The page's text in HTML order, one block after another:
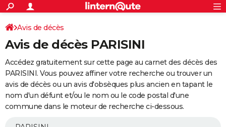
ACTUALITÉS
Politique
Société
Faits Divers
Education
Monde
Villes
+
SPORT
Coupe du monde 2026
Football
Tennis
Cyclisme
Rugby
Forum
Programme TV
TNT
Streaming
Cinéma
Sorties cinéma
Musique
+
FINANCE
Retraite
Epargne
Immobilier
Risques naturels par ville
Banque
Assurance
AUTO
Essais
Réserver un essai
Citadines
Berlines
SUV
Forum auto
+
Avis de décès
Avis de décès PARISINI
Accédez gratuitement sur cette page au carnet des décès des
PARISINI. Vous pouvez affiner votre recherche ou trouver un
avis de décès ou un avis d'obsèques plus ancien en tapant le
nom d'un défunt et/ou le nom ou le code postal d'une
commune dans le moteur de recherche ci-dessous.